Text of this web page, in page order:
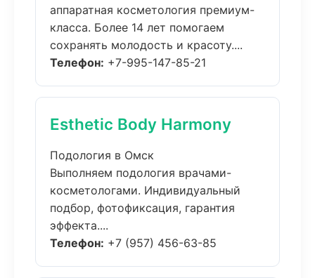
аппаратная косметология премиум-
класса. Более 14 лет помогаем
сохранять молодость и красоту....
Телефон: +7-995-147-85-21
Esthetic Body Harmony
Подология в Омск
Выполняем подология врачами-
косметологами. Индивидуальный
подбор, фотофиксация, гарантия
эффекта....
Телефон: +7 (957) 456-63-85